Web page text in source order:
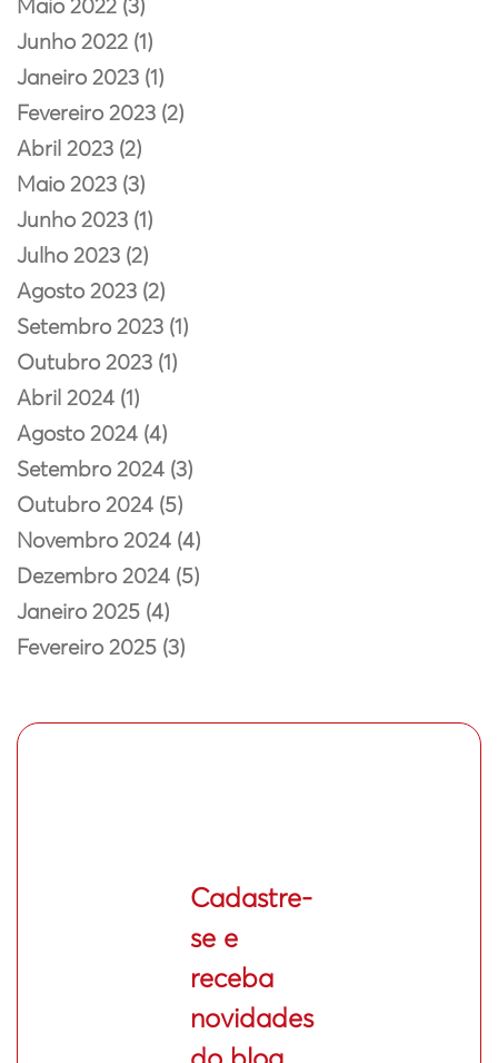
Maio 2022 (3)
Junho 2022 (1)
Janeiro 2023 (1)
Fevereiro 2023 (2)
Abril 2023 (2)
Maio 2023 (3)
Junho 2023 (1)
Julho 2023 (2)
Agosto 2023 (2)
Setembro 2023 (1)
Outubro 2023 (1)
Abril 2024 (1)
Agosto 2024 (4)
Setembro 2024 (3)
Outubro 2024 (5)
Novembro 2024 (4)
Dezembro 2024 (5)
Janeiro 2025 (4)
Fevereiro 2025 (3)
Cadastre-
se e
receba
novidades